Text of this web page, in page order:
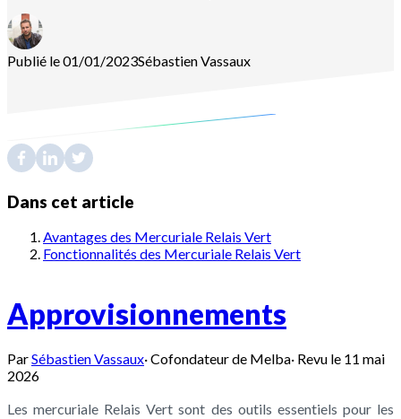
Publié le 01/01/2023SébastienVassaux
Dans cet article
Avantages des Mercuriale Relais Vert
Fonctionnalités des Mercuriale Relais Vert
Approvisionnements
ParSébastien Vassaux·Cofondateur de Melba· Revu le 11 mai
2026
Les mercuriale Relais Vert sont des outils essentiels pour les